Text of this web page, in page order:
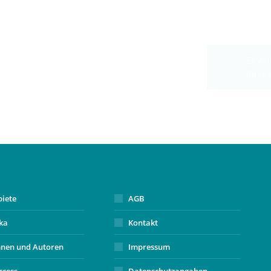
und Autoren
AGB
Kontakt
Impressum